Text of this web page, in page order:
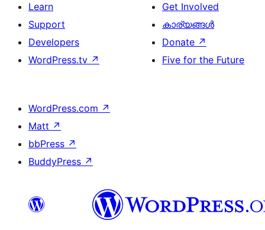
Learn
Support
Developers
WordPress.tv ↗
Get Involved
കാര്യങ്ങള്‍
Donate ↗
Five for the Future
WordPress.com ↗
Matt ↗
bbPress ↗
BuddyPress ↗